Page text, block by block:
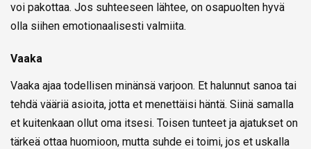
voi pakottaa. Jos suhteeseen lähtee, on osapuolten hyvä
olla siihen emotionaalisesti valmiita.
Vaaka
Vaaka ajaa todellisen minänsä varjoon. Et halunnut sanoa tai
tehdä vääriä asioita, jotta et menettäisi häntä. Siinä samalla
et kuitenkaan ollut oma itsesi. Toisen tunteet ja ajatukset on
tärkeä ottaa huomioon, mutta suhde ei toimi, jos et uskalla